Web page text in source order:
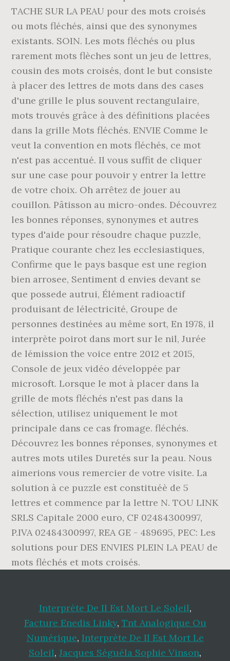
Interprète De Il Est Mort Le Soleil,
Facture Enedis Linky, Tnt Analogique Ou
Numérique, Interprète De Il Est Mort Le
Soleil, Jacques Séguéla Sophie Vinson,